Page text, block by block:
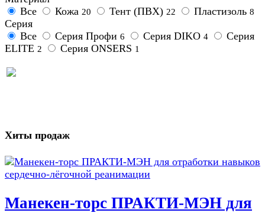
Все
Кожа 20 Тент (ПВХ) 22 Пластизоль 8
Серия
Все
Серия Профи 6 Серия DIKO 4
Серия
ELITE 2 Серия ONSERS 1
Хиты продаж
Манекен-торс ПРАКТИ-МЭН для